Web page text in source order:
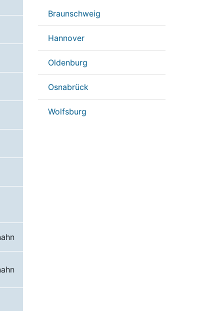
Braunschweig
Hannover
Oldenburg
Osnabrück
Wolfsburg